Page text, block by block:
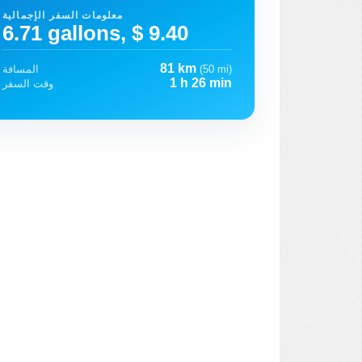
معلومات السفر الإجمالية
6.71 gallons, $ 9.40
المسافة 81 km (50 mi)
وقت السفر
1 h 26 min